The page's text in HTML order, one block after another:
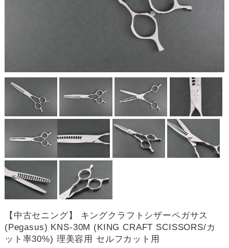
【中古セニング】 キングクラフトシザーペガサス
(Pegasus) KNS-30M (KING CRAFT SCISSORS/カ
ット率30%) 理美容用 セルフカット用